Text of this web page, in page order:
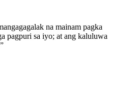
na mainam pagka
pagpuri sa iyo; at ang kaluluwa
”